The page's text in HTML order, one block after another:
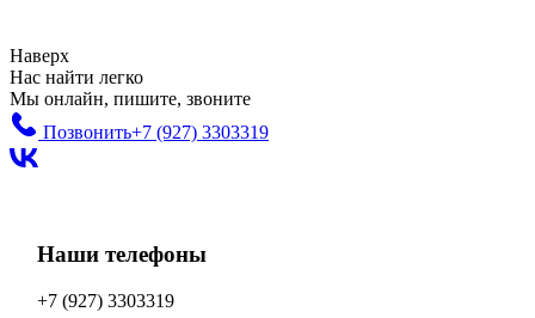
Наверх
Нас найти легко
Мы онлайн, пишите, звоните
Позвонить+7 (927) 3303319
Наши телефоны
+7 (927) 3303319